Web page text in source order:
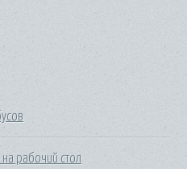
рабочий стол